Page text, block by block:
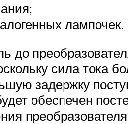
лампочек.
до
сила тока
задержку
обеспечен